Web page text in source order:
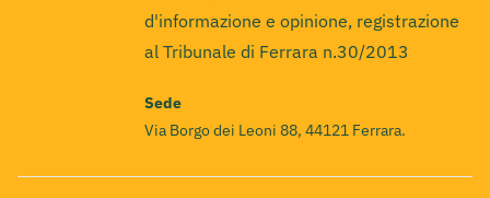
d'informazione e opinione, registrazione
al Tribunale di Ferrara n.30/2013
Sede
Via Borgo dei Leoni 88, 44121 Ferrara.